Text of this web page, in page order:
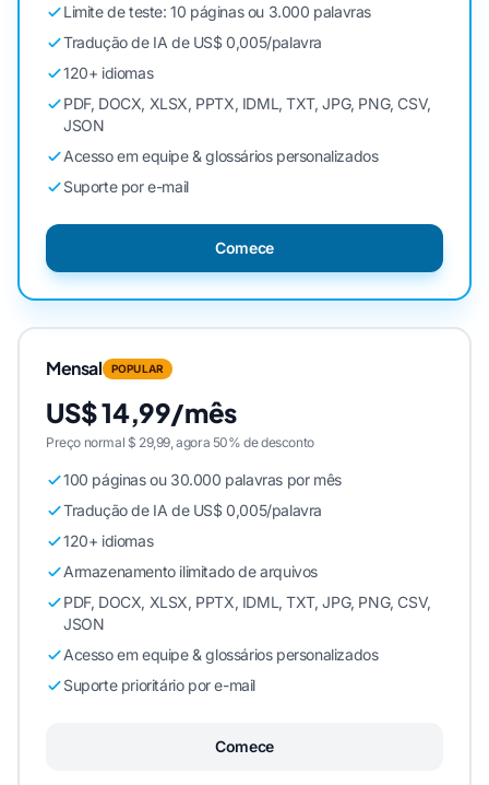
Limite de teste: 10 páginas ou 3.000 palavras
Tradução de IA de US$ 0,005/palavra
120+ idiomas
PDF, DOCX, XLSX, PPTX, IDML, TXT, JPG, PNG, CSV,
JSON
Acesso em equipe & glossários personalizados
Suporte por e-mail
Comece
Mensal POPULAR
US$ 14,99/mês
Preço normal $ 29,99, agora 50% de desconto
100 páginas ou 30.000 palavras por mês
Tradução de IA de US$ 0,005/palavra
120+ idiomas
Armazenamento ilimitado de arquivos
PDF, DOCX, XLSX, PPTX, IDML, TXT, JPG, PNG, CSV,
JSON
Acesso em equipe & glossários personalizados
Suporte prioritário por e-mail
Comece